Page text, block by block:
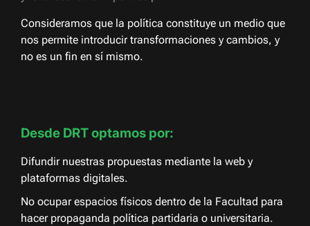
Consideramos que la política constituye un medio que
nos permite introducir transformaciones y cambios, y
no es un fin en sí mismo.
Desde DRT optamos por:
Difundir nuestras propuestas mediante la web y
plataformas digitales.
No ocupar espacios físicos dentro de la Facultad para
hacer propaganda política partidaria o universitaria.